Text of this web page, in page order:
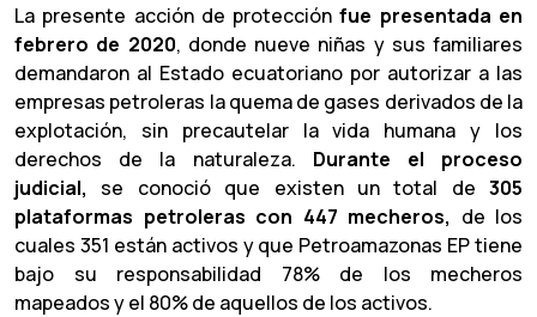
La presente acción de protecciónfue presentada en
febrero de 2020, donde nueve niñas y sus familiares
demandaron al Estado ecuatoriano por autorizar a las
empresas petroleras la quema de gases derivados de la
explotación, sin precautelar la vida humana y los
derechos de la naturaleza. Durante el proceso
judicial,se conoció que existen un total de 305
plataformas petroleras con 447 mecheros, de los
cuales 351 están activos y que Petroamazonas EP tiene
bajo su responsabilidad 78% de los mecheros
mapeados y el 80% de aquellos de los activos.